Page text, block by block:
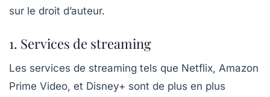
sur le droit d’auteur.
1. Services de streaming
Les services de streaming tels que Netflix, Amazon
Prime Video, et Disney+ sont de plus en plus